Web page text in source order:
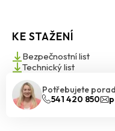
KE STAŽENÍ
Bezpečnostní list
Technický list
Potřebujete
541 420 850